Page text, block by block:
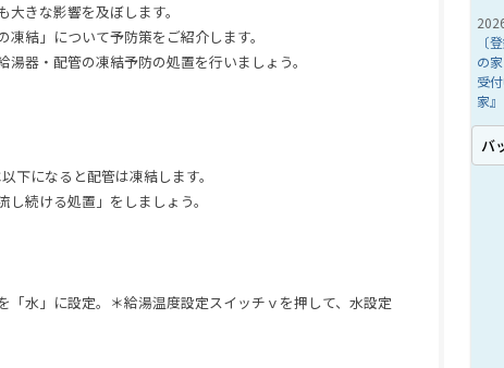
きな影響を及ぼします。
結」について予防策をご紹介します。
器・配管の凍結予防の処置を行いましょう。
下になると配管は凍結します。
続ける処置」をしましょう。
水」に設定。＊給湯温度設定スイッチｖを押して、水設定
〔
の
受
家』
バ